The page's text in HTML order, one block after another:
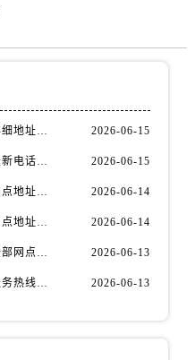
上海万国官方售后服务中心｜详细地址与售后电话权威信息公示（2026年6月最新） 2026-06-15
上海万国官方售后服务中心｜最新电话及地址权威信息公示（2026年6月最新） 2026-06-15
上海万国官方售后服务中心｜网点地址及热线权威信息公示（2026年6月最新） 2026-06-14
上海万国官方售后服务中心｜网点地址与服务热线权威信息公示（2026年6月最新） 2026-06-14
上海万国官方售后服务中心｜全部网点地址电话权威信息公示（2026年6月最新） 2026-06-13
上海万国官方售后服务中心｜服务热线及办公地址权威信息公示（2026年6月最新） 2026-06-13